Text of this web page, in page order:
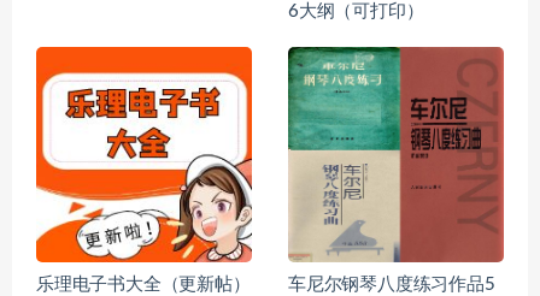
6大纲（可打印）
乐理电子书大全（更新帖）
车尼尔钢琴八度练习作品5